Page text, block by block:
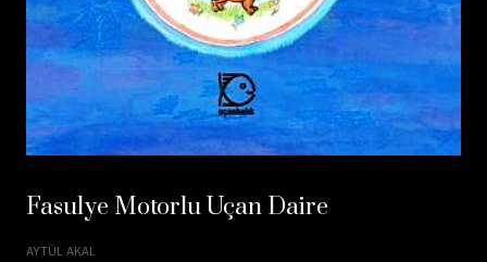
Fasulye Motorlu Uçan Daire
AYTÜL AKAL